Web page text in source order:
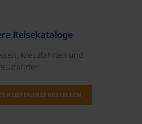
Reisekataloge
Kreuzfahrten und
KOSTENFREI BESTELLEN